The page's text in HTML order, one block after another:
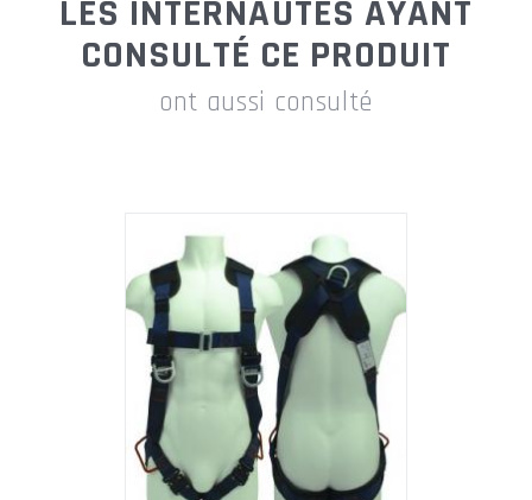
LES INTERNAUTES AYANT
CONSULTÉ CE PRODUIT
ont aussi consulté